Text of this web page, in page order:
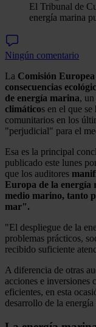
El Tribunal de
energía marina
Ningún comentario
La Comisión Europea
consecuencias
de energía marina, un
climáticos en el que se
comunitarios en los
"perjudicial" para el
Esa es la principal
publicado este lunes
que los auditores
Europa de la energía
medio marino, tanto
mar".
"El despliegue de la
problemas prácticos,
recibido suficiente
A diferencia de otras
acciones e inversiones
eficientes, en esta
desarrollo de la